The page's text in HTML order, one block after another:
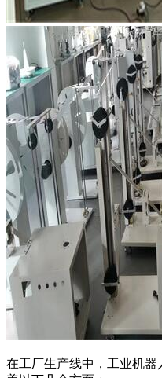
在工厂生产线中，工业机